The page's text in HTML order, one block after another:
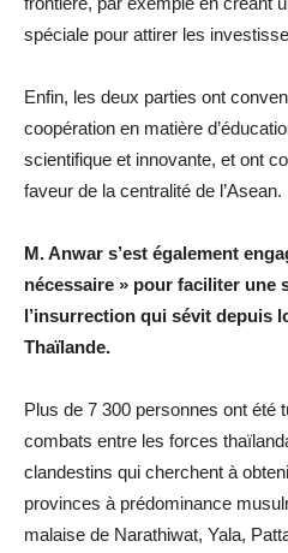
spéciale pour attirer les
Enfin, les deux parties ont
coopération en matière
scientifique et innovante, et ont
faveur de la centralité de l’Asean.
M. Anwar s’est également
nécessaire » pour faciliter une
l’insurrection qui sévit depuis
Thaïlande.
Plus de 7 300 personnes ont été
combats entre les forces
clandestins qui cherchent à
provinces à prédominance
malaise de Narathiwat, Yala,